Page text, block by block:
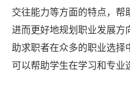
交往能力等方面的特点，帮
进而更好地规划职业发展方
助求职者在众多的职业选择
可以帮助学生在学习和专业